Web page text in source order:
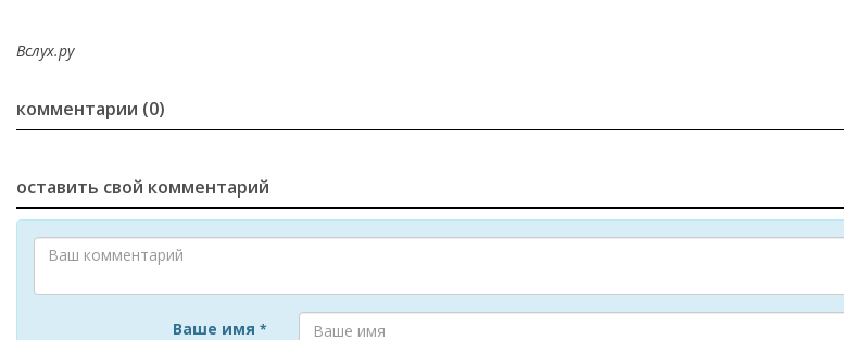
Вслух.ру
комментарии (0)
оставить свой комментарий
Ваше имя *